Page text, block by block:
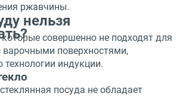
ржавчины.
нельзя
совершенно не подходят для
варочными поверхностями,
индукции.
посуда не обладает